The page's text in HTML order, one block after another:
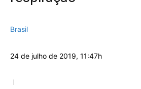
Brasil
24 de julho de 2019, 11:47h